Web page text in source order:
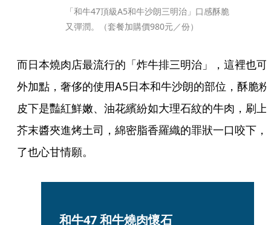
「和牛47頂級A5和牛沙朗三明治」口感酥脆
又彈潤。（套餐加購價980元／份）
而日本燒肉店最流行的「炸牛排三明治」，這裡也可
外加點，奢侈的使用A5日本和牛沙朗的部位，酥脆粉
皮下是豔紅鮮嫩、油花繽紛如大理石紋的牛肉，刷上
芥末醬夾進烤土司，綿密脂香羅織的罪狀一口咬下，
了也心甘情願。
和牛47 和牛燒肉懷石